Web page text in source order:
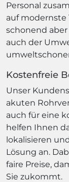
Personal
auf modernste
schonend
auch der
Kostenfreie
Unser
akuten
auch für eine
helfen Ihnen
lokalisieren
Lösung an.
faire Preise,
Sie zukommt.